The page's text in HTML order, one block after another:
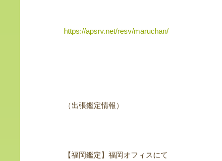
https://apsrv.net/resv/maruchan/
（出張鑑定情報）
【福岡鑑定】福岡オフィスにて